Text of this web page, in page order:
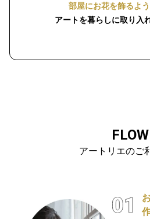
部屋にお花を飾るよ
アートを暮らしに取り入
FLOW
アートリエのご